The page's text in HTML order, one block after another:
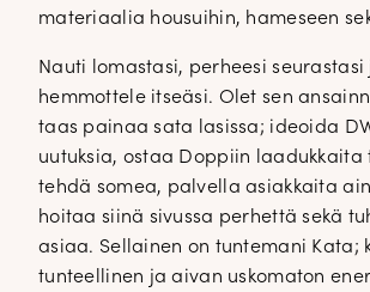
materiaalia housuihin, hameseen
Nauti lomastasi, perheesi seurastasi
hemmottele itseäsi. Olet sen
taas painaa sata lasissa; ideoida
uutuksia, ostaa Doppiin laadukkaita
tehdä somea, palvella asiakkaita
hoitaa siinä sivussa perhettä sekä
asiaa. Sellainen on tuntemani Kata;
tunteellinen ja aivan uskomaton